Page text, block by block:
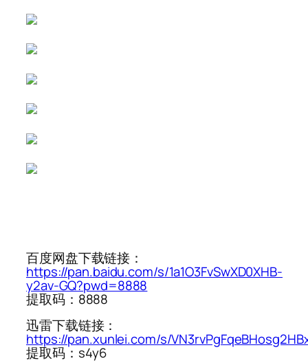
百度网盘下载链接：
https://pan.baidu.com/s/1a1O3FvSwXD0XHB-
y2av-GQ?pwd=8888
提取码：8888
迅雷下载链接：
https://pan.xunlei.com/s/
提取码：s4y6